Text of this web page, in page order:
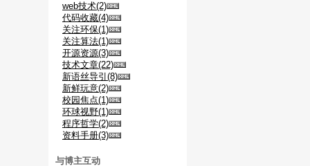
web技术(2)
代码收藏(4)
关注环保(1)
关注算法(1)
开源资源(3)
技术文章(22)
新语丝导引(8)
新鲜玩意(2)
校园焦点(1)
环球视野(1)
程序哲学(2)
资料手册(3)
与博主互动